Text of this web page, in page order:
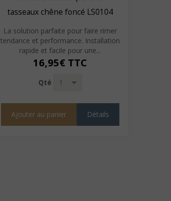
tasseaux chêne foncé LS0104
La solution parfaite pour faire rimer
tendance et performance. Installation
rapide et facile pour une...
16,95€ TTC
Qté
Ajouter au panier Détails